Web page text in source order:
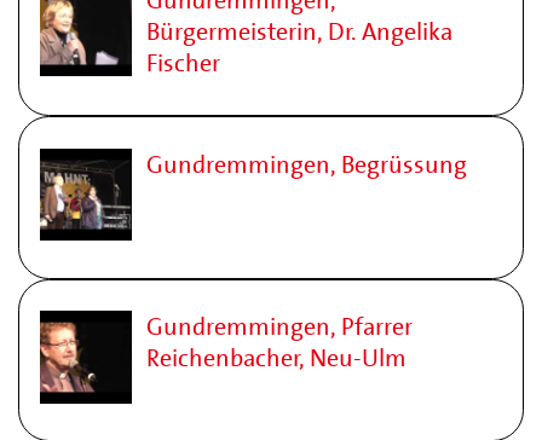
Bürgermeisterin, Dr. Angelika
Fischer
Gundremmingen, Begrüssung
Gundremmingen, Pfarrer
Reichenbacher, Neu-Ulm